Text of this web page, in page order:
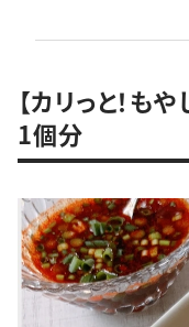
【カリっと！も
1個分